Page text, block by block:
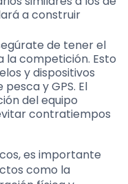
a construir
de tener el
la competición. Esto
y dispositivos
y GPS. El
del equipo
contratiempos
es importante
como la